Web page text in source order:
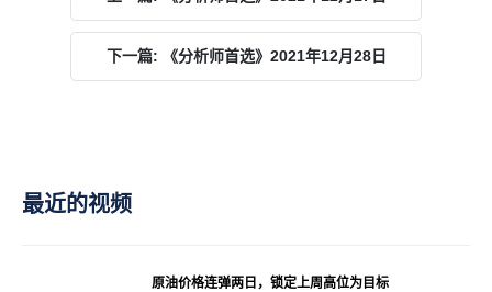
下一篇: 《分析师首选》2021年12月28日
最近的视频
原油价格连弹两日，锁定上周高位为目标